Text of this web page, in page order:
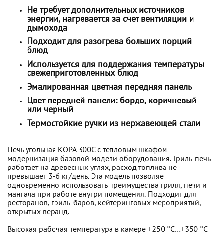
Не требует дополнительных источников
энергии, нагревается за счет вентиляции и
дымохода
Подходит для разогрева больших порций
блюд
Используется для поддержания температуры
свежеприготовленных блюд
Эмалированная цветная передняя панель
Цвет передней панели: бордо, коричневый
или черный
Термостойкие ручки из нержавеющей стали
Печь угольная КОРА 300С с тепловым шкафом —
модернизация базовой модели оборудования. Гриль-печь
работает на древесных углях, расход топлива не
превышает 3-6 кг/день. Эта модель позволяет
одновременно использовать преимущества гриля, печи и
мангала при работе внутри помещения. Подходит для
ресторанов, гриль-баров, кейтеринговых мероприятий,
открытых веранд.
Высокая рабочая температура в камере +250 °С…+350 °С